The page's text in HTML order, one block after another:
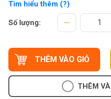
Tìm hiểu thêm (?)
Số lượng:
THÊM VÀO GIỎ
THÊM